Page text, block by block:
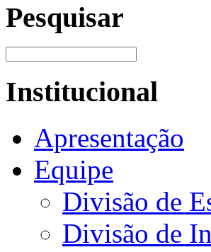
Pesquisar
Institucional
Apresentação
Equipe
Divisão de
Divisão de